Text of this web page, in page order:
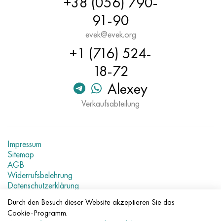
91-90
evek@evek.org
+1 (716) 524-
18-72
Alexey
Verkaufsabteilung
Impressum
Sitemap
AGB
Widerrufsbelehrung
Datenschutzerklärung
© 2007–2026 «Evek GmbH»
Durch den Besuch dieser Website akzeptieren Sie das
Cookie-Programm.
Udimet 720
40HFA, 1.7223, aisi 4142
45HN2MFA, k2425, 45hnmf
А40G, 44smn28, 1.0762, 46s20